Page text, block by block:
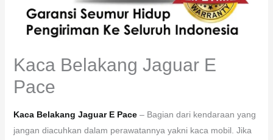
Kaca Belakang Jaguar E
Pace
Kaca Belakang Jaguar E Pace – Bagian dari kendaraan yang
jangan diacuhkan dalam perawatannya yakni kaca mobil. Jika